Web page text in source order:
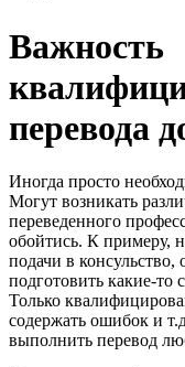
Важность
перевода
Иногда просто
Могут возникать
переведенного
обойтись. К примеру,
подачи в консульство,
подготовить какие-то
Только
содержать ошибок и
выполнить перевод